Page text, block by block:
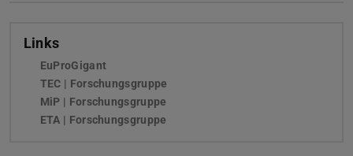
Links
EuProGigant
TEC | Forschungsgruppe
MiP | Forschungsgruppe
ETA | Forschungsgruppe